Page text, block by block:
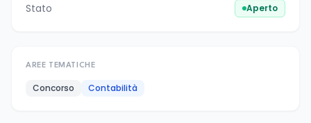
Stato Aperto
AREE TEMATICHE
Concorso Contabilità